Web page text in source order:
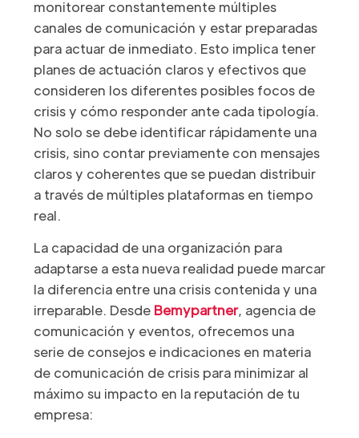
monitorear constantemente múltiples
canales de comunicación y estar preparadas
para actuar de inmediato. Esto implica tener
planes de actuación claros y efectivos que
consideren los diferentes posibles focos de
crisis y cómo responder ante cada tipología.
No solo se debe identificar rápidamente una
crisis, sino contar previamente con mensajes
claros y coherentes que se puedan distribuir
a través de múltiples plataformas en tiempo
real.
La capacidad de una organización para
adaptarse a esta nueva realidad puede marcar
la diferencia entre una crisis contenida y una
irreparable. Desde Bemypartner, agencia de
comunicación y eventos, ofrecemos una
serie de consejos e indicaciones en materia
de comunicación de crisis para minimizar al
máximo su impacto en la reputación de tu
empresa: